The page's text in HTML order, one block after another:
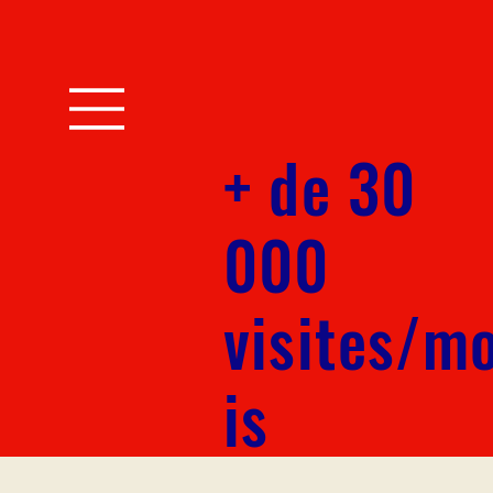
+ de 30
000
visites/
is